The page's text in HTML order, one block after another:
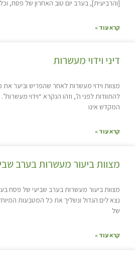
[והרביעית], בערב יום טוב האחרון של פסח,
קרא עוד »
דיני וידוי מעשרות
מצוות וידוי מעשרות לאחר שהפריש וביער
להתוודות לפני ה’, וזהו הנקרא “וידוי
המקדש אינו
קרא עוד »
מצוות ביעור מעשרות בערב
מצוות ביעור מעשרות בערב שביעי של פסח
נצא לים הגדול ונשליך את כל המטבעות
של
קרא עוד »